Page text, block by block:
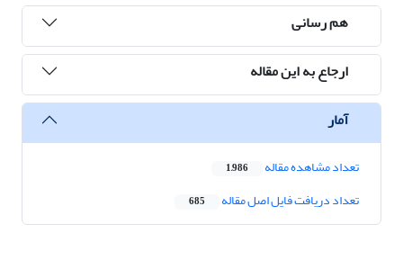
هم رسانی
ارجاع به این مقاله
آمار
تعداد مشاهده مقاله 1,986
تعداد دریافت فایل اصل مقاله 685